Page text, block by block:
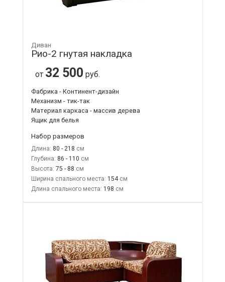
Диван
Рио-2 гнутая накладка
от 32 500 руб.
Фабрика - Континент-дизайн
Механизм - тик-так
Материал каркаса - массив дерева
Ящик для белья
Набор размеров
Длина: 80 - 218
Глубина: 86 - 110
Высота: 75 - 88
Ширина спального места: 154
Длина спального места: 198